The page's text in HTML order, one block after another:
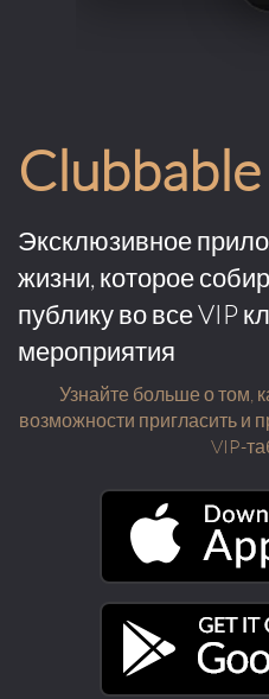
Эксклюзивное
жизни, которое
публику во все VIP
мероприятия
Узнайте больше о том,
возможности пригласить и
VIP-